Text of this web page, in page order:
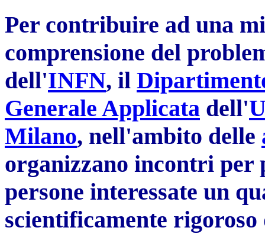
Per contribuire ad una
comprensione del
dell'INFN, il
Generale Applicata dell'
Milano, nell'ambito delle
organizzano incontri per
persone interessate un
scientificamente